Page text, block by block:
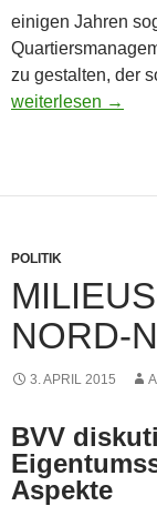
einigen Jahren
zu gestalten, der
Gegen die
weiterlesen →
POLITIK
NORD-
3. APRIL 2015
BVV
Aspekte